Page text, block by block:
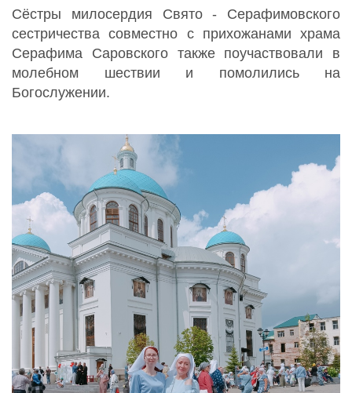
Сёстры милосердия Свято - Серафимовского
сестричества совместно с прихожанами храма
Серафима Саровского также поучаствовали в
молебном шествии и помолились на
Богослужении.